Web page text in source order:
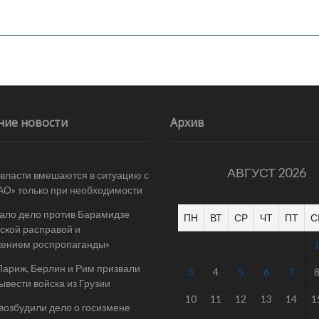
новости
вмешаются в ситуацию с
только при необходимости
дело против Барамидзе
расправой и
роспропаганды»
Берлин и Рим призвали
войска из Грузии
дело о госизмене
Архив
АВГУСТ 2026
ПН ВТ СР ЧТ ПТ
1
3 4 5 6 7 8
10 11 12 13 14